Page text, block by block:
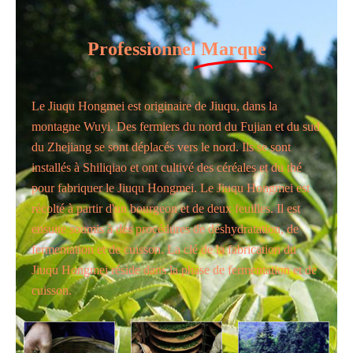
ProfessionnelMarque
Le Jiuqu Hongmei est originaire de Jiuqu, dans la
montagne Wuyi. Des fermiers du nord du Fujian et du sud
du Zhejiang se sont déplacés vers le nord. Ils se sont
installés à Shiliqiao et ont cultivé des céréales et du thé
pour fabriquer le Jiuqu Hongmei. Le Jiuqu Hongmei est
récolté à partir d'un bourgeon et de deux feuilles. Il est
ensuite soumis à des procédures de déshydratation, de
fermentation et de cuisson. La clé de la fabrication du
Jiuqu Hongmei réside dans la phase de fermentation et de
cuisson.